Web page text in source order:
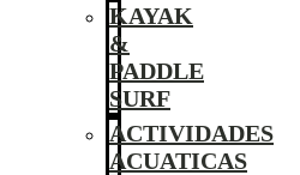
KAYAK
&
PADDLE
SURF
ACTIVIDADES
ACUATICAS